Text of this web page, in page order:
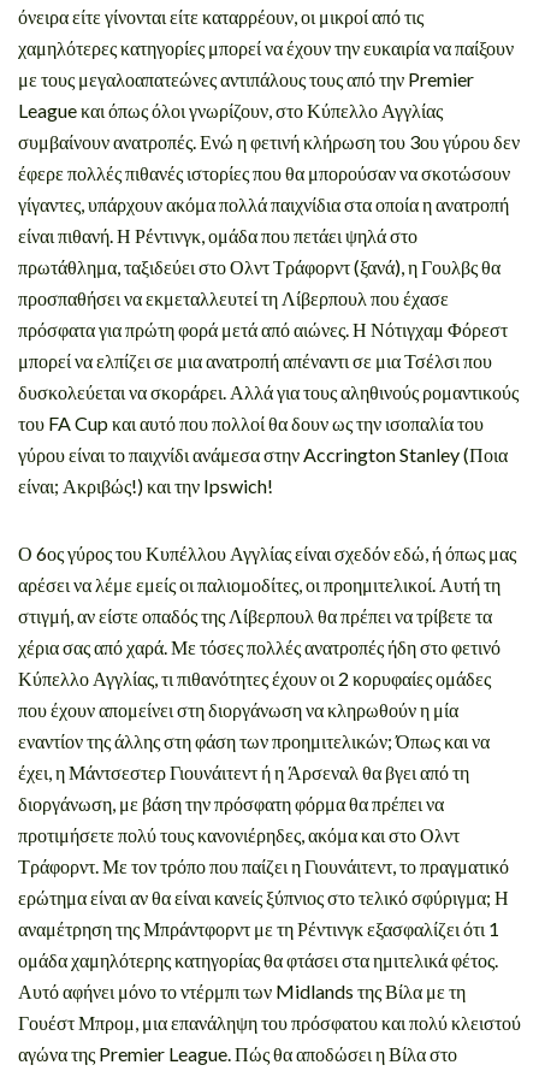
όνειρα είτε γίνονται είτε καταρρέουν, οι μικροί από τις
χαμηλότερες κατηγορίες μπορεί να έχουν την ευκαιρία να παίξουν
με τους μεγαλοαπατεώνες αντιπάλους τους από την Premier
League και όπως όλοι γνωρίζουν, στο Κύπελλο Αγγλίας
συμβαίνουν ανατροπές. Ενώ η φετινή κλήρωση του 3ου γύρου δεν
έφερε πολλές πιθανές ιστορίες που θα μπορούσαν να σκοτώσουν
γίγαντες, υπάρχουν ακόμα πολλά παιχνίδια στα οποία η ανατροπή
είναι πιθανή. Η Ρέντινγκ, ομάδα που πετάει ψηλά στο
πρωτάθλημα, ταξιδεύει στο Ολντ Τράφορντ (ξανά), η Γουλβς θα
προσπαθήσει να εκμεταλλευτεί τη Λίβερπουλ που έχασε
πρόσφατα για πρώτη φορά μετά από αιώνες. Η Νότιγχαμ Φόρεστ
μπορεί να ελπίζει σε μια ανατροπή απέναντι σε μια Τσέλσι που
δυσκολεύεται να σκοράρει. Αλλά για τους αληθινούς ρομαντικούς
του FA Cup και αυτό που πολλοί θα δουν ως την ισοπαλία του
γύρου είναι το παιχνίδι ανάμεσα στην Accrington Stanley (Ποια
είναι; Ακριβώς!) και την Ipswich!
Ο 6ος γύρος του Κυπέλλου Αγγλίας είναι σχεδόν εδώ, ή όπως μας
αρέσει να λέμε εμείς οι παλιομοδίτες, οι προημιτελικοί. Αυτή τη
στιγμή, αν είστε οπαδός της Λίβερπουλ θα πρέπει να τρίβετε τα
χέρια σας από χαρά. Με τόσες πολλές ανατροπές ήδη στο φετινό
Κύπελλο Αγγλίας, τι πιθανότητες έχουν οι 2 κορυφαίες ομάδες
που έχουν απομείνει στη διοργάνωση να κληρωθούν η μία
εναντίον της άλλης στη φάση των προημιτελικών; Όπως και να
έχει, η Μάντσεστερ Γιουνάιτεντ ή η Άρσεναλ θα βγει από τη
διοργάνωση, με βάση την πρόσφατη φόρμα θα πρέπει να
προτιμήσετε πολύ τους κανονιέρηδες, ακόμα και στο Ολντ
Τράφορντ. Με τον τρόπο που παίζει η Γιουνάιτεντ, το πραγματικό
ερώτημα είναι αν θα είναι κανείς ξύπνιος στο τελικό σφύριγμα; Η
αναμέτρηση της Μπράντφορντ με τη Ρέντινγκ εξασφαλίζει ότι 1
ομάδα χαμηλότερης κατηγορίας θα φτάσει στα ημιτελικά φέτος.
Αυτό αφήνει μόνο το ντέρμπι των Midlands της Βίλα με τη
Γουέστ Μπρομ, μια επανάληψη του πρόσφατου και πολύ κλειστού
αγώνα της Premier League. Πώς θα αποδώσει η Βίλα στο